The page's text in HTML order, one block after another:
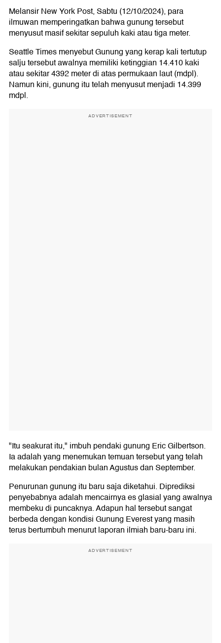
Melansir New York Post, Sabtu (12/10/2024), para
ilmuwan memperingatkan bahwa gunung tersebut
menyusut masif sekitar sepuluh kaki atau tiga meter.
Seattle Times menyebut Gunung yang kerap kali tertutup
salju tersebut awalnya memiliki ketinggian 14.410 kaki
atau sekitar 4392 meter di atas permukaan laut (mdpl).
Namun kini, gunung itu telah menyusut menjadi 14.399
mdpl.
ADVERTISEMENT
"Itu seakurat itu," imbuh pendaki gunung Eric Gilbertson.
Ia adalah yang menemukan temuan tersebut yang telah
melakukan pendakian bulan Agustus dan September.
Penurunan gunung itu baru saja diketahui. Diprediksi
penyebabnya adalah mencairnya es glasial yang awalnya
membeku di puncaknya. Adapun hal tersebut sangat
berbeda dengan kondisi Gunung Everest yang masih
terus bertumbuh menurut laporan ilmiah baru-baru ini.
ADVERTISEMENT